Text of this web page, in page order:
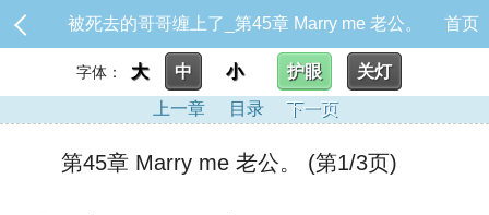
被死去的哥哥缠上了_第45章 Marry me 老公。 首页
字体： 大 中 小 护眼
关灯
上一章
目录 下一页
第45章 Marry me 老公。 (第1/3页)